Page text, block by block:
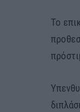
Το